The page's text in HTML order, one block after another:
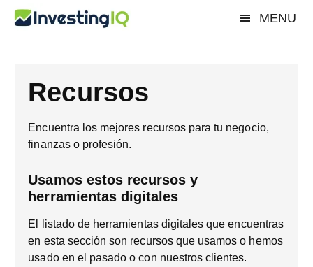
Saltar
Saltar
página
MENU
InvestingIQ
Smart
Investing
Recursos
Encuentra los mejores recursos para tu negocio,
finanzas o profesión.
Usamos estos recursos y
herramientas digitales
El listado de herramientas digitales que encuentras
en esta sección son recursos que usamos o hemos
usado en el pasado o con nuestros clientes.